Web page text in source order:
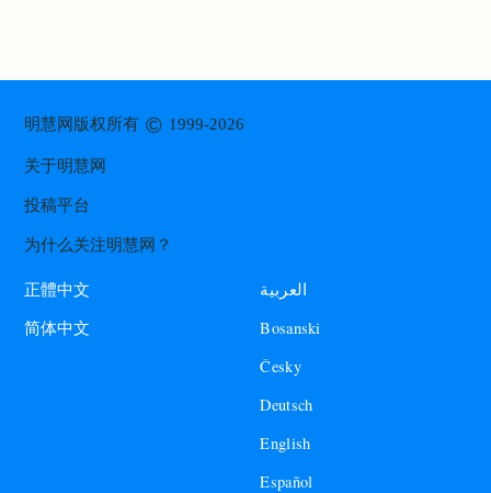
明慧网版权所有© 1999-2026
关于明慧网
投稿平台
为什么关注明慧网？
正體中文
简体中文
العربية
Bosanski
Česky
Deutsch
English
Español